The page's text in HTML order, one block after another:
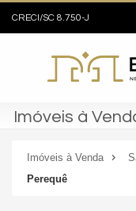
CRECI/SC 8.750-J
Imóveis à
Imóveis à Venda
Perequê